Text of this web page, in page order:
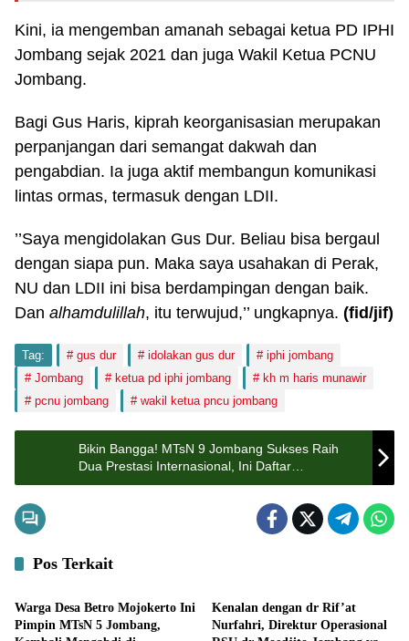
Kini, ia mengemban amanah sebagai ketua PD IPHI
Jombang sejak 2021 dan juga Wakil Ketua PCNU
Jombang.
Bagi Gus Haris, kiprah keorganisasian merupakan
perpanjangan dari semangat dakwah dan
pengabdian. Ia juga aktif membangun komunikasi
lintas ormas, termasuk dengan LDII.
’’Saya mengidolakan Gus Dur. Beliau bisa bergaul
dengan siapa pun. Maka saya usahakan di Perak,
NU dan LDII ini bisa berdampingan dengan baik.
Dan alhamdulillah, itu terwujud,’’ ungkapnya. (fid/jif)
Tag: gus dur idolakan gus dur
iphi jombang
Jombang
ketua pd iphi jombang
kh m haris munawir
pcnu jombang
wakil ketua pncu jombang
Bikin Bangga! MTsN 9 Jombang Sukses Raih
Dua Prestasi Internasional, Ini Daftar
Lengkapnya
Pos Terkait
Lifestyle
Warga Desa Betro Mojokerto Ini
Pimpin MTsN 5 Jombang,
Kenalan dengan dr Rif’at
Nurfahri, Direktur Operasional